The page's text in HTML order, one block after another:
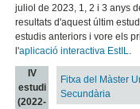
juliol de 2023, 1, 2 i 3 anys
resultats d'aquest últim
estudis anteriors i vore els
l'aplicació interactiva EstIL
IV
estudi
(2022-
Fitxa del Màster
Secundària